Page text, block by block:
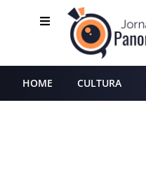
HOME CULTURA